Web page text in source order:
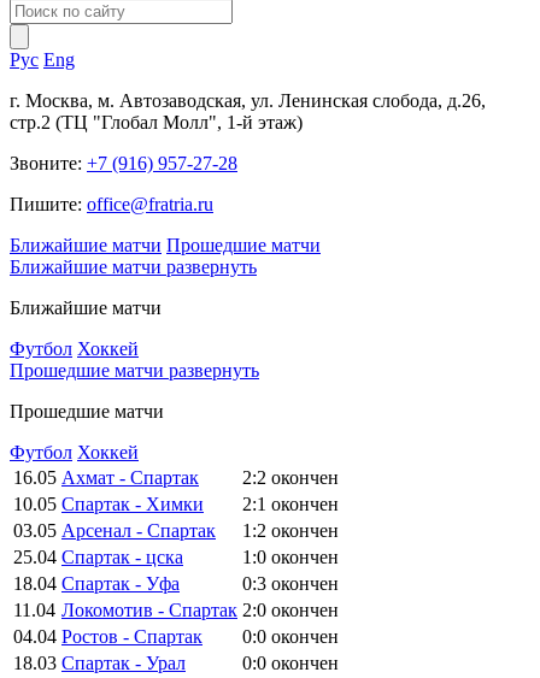
Рус Eng
г. Москва, м. Автозаводская, ул. Ленинская слобода, д.26,
стр.2 (ТЦ "Глобал Молл", 1-й этаж)
Звоните: +7 (916) 957-27-28
Пишите: office@fratria.ru
Ближайшие матчи Прошедшие матчи
Ближайшие матчи развернуть
Ближайшие матчи
Футбол Хоккей
Прошедшие матчи развернуть
Прошедшие матчи
Футбол Хоккей
16.05 Ахмат - Спартак 2:2 окончен
10.05 Спартак - Химки 2:1 окончен
03.05 Арсенал - Спартак 1:2 окончен
25.04 Спартак - цска 1:0 окончен
18.04 Спартак - Уфа 0:3 окончен
11.04 Локомотив - Спартак 2:0 окончен
04.04 Ростов - Спартак 0:0 окончен
18.03 Спартак - Урал 0:0 окончен